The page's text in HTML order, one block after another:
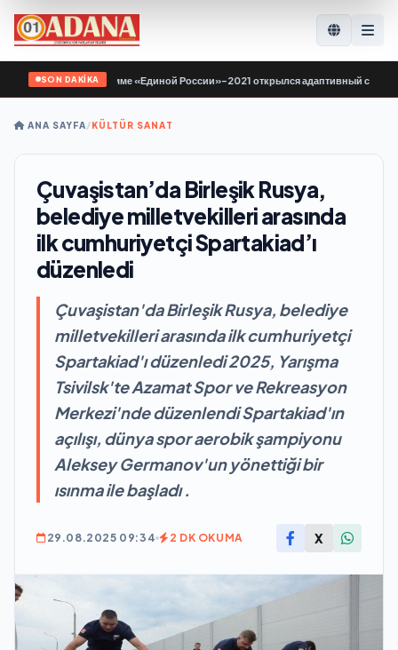
SON DAKİKA
Народной программе «Единой России»-2021 открылся адаптивный спортзал
ANA SAYFA/KÜLTÜR SANAT
Çuvaşistan’da Birleşik Rusya,
belediye milletvekilleri arasında
ilk cumhuriyetçi Spartakiad’ı
düzenledi
Çuvaşistan'da Birleşik Rusya, belediye
milletvekilleri arasında ilk cumhuriyetçi
Spartakiad'ı düzenledi 2025, Yarışma
Tsivilsk'te Azamat Spor ve Rekreasyon
Merkezi'nde düzenlendi Spartakiad'ın
açılışı, dünya spor aerobik şampiyonu
Aleksey Germanov'un yönettiği bir
ısınma ile başladı .
29.08.2025 09:34 2 DK OKUMA X